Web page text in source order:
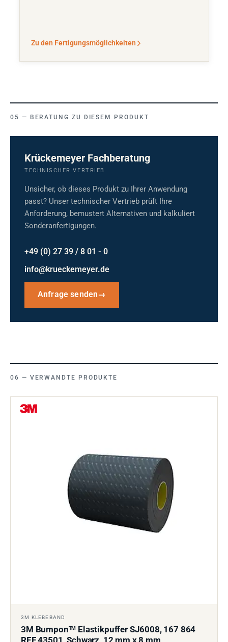
Zu den Fertigungsmöglichkeiten
BERATUNG ZU DIESEM PRODUKT
Krückemeyer Fachberatung
TECHNISCHER VERTRIEB
Unsicher, ob dieses Produkt zu Ihrer Anwendung
passt? Unser technischer Vertrieb prüft Ihre
Anforderung, bemustert Alternativen und kalkuliert
Sonderanfertigungen.
+49 (0) 27 39 / 8 01 - 0
info@krueckemeyer.de
Anfrage senden→
VERWANDTE PRODUKTE
3M KLEBEBAND
3M BumponTM Elastikpuffer SJ6008, 167 864